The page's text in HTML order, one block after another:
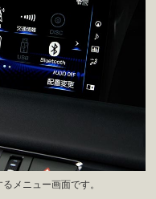
メニュー画面です。